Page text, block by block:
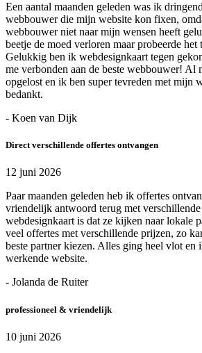
Een aantal maanden geleden was ik
webbouwer die mijn website kon fixen,
webbouwer niet naar mijn wensen heeft
beetje de moed verloren maar probeerde het
Gelukkig ben ik webdesignkaart tegen
me verbonden aan de beste webbouwer! Al
opgelost en ik ben super tevreden met mijn
bedankt.
- Koen van Dijk
Direct verschillende offertes ontvangen
12 juni 2026
Paar maanden geleden heb ik offertes
vriendelijk antwoord terug met
webdesignkaart is dat ze kijken naar lokale
veel offertes met verschillende prijzen, zo
beste partner kiezen. Alles ging heel vlot en
werkende website.
- Jolanda de Ruiter
professioneel & vriendelijk
10 juni 2026